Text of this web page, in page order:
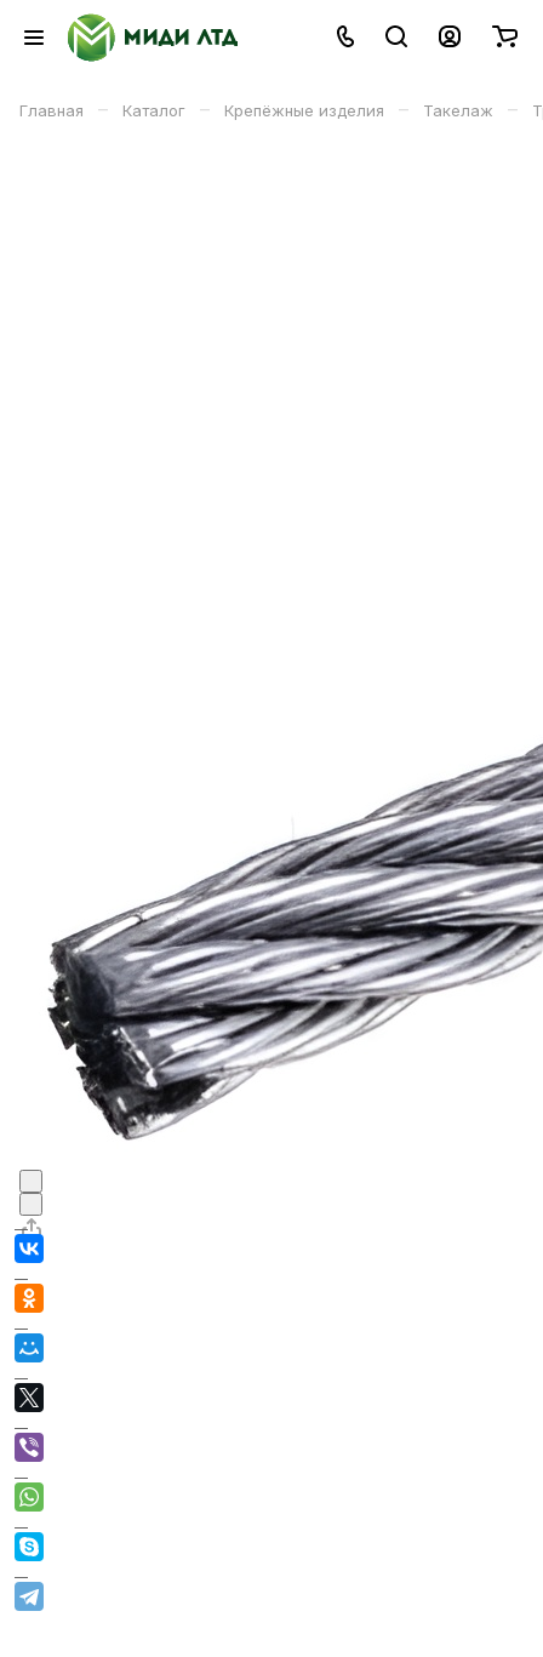
Главная – Каталог – Крепёжные изделия – Такелаж –